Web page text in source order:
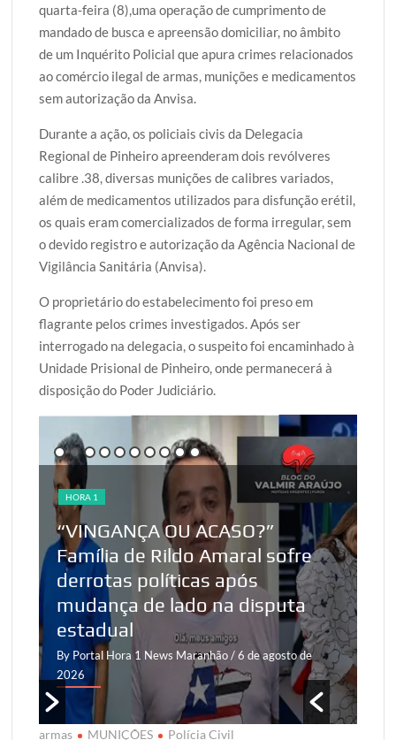
t
t
e
r
e
b
o
o
k
t
s
A
p
p
g
g
e
r
r
e
quarta-feira (8),uma operação de cumprimento de
mandado de busca e apreensão domiciliar, no âmbito
de um Inquérito Policial que apura crimes relacionados
ao comércio ilegal de armas, munições e medicamentos
sem autorização da Anvisa.
Durante a ação, os policiais civis da Delegacia
Regional de Pinheiro apreenderam dois revólveres
calibre .38, diversas munições de calibres variados,
além de medicamentos utilizados para disfunção erétil,
os quais eram comercializados de forma irregular, sem
o devido registro e autorização da Agência Nacional de
Vigilância Sanitária (Anvisa).
O proprietário do estabelecimento foi preso em
flagrante pelos crimes investigados. Após ser
interrogado na delegacia, o suspeito foi encaminhado à
Unidade Prisional de Pinheiro, onde permanecerá à
disposição do Poder Judiciário.
HORA 1
“VINGANÇA OU ACASO?”
Família de Rildo Amaral sofre
derrotas políticas após
mudança de lado na disputa
estadual
By Portal Hora 1 News Maranhão/ 6 de agosto de
2026
armas MUNIÇÕES Polícia Civil